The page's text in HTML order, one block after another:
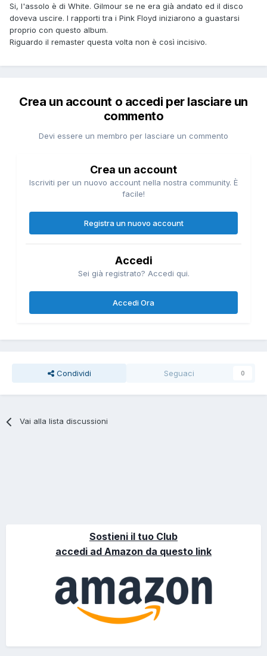
Si, l'assolo è di White. Gilmour se ne era già andato ed il disco
doveva uscire. I rapporti tra i Pink Floyd iniziarono a guastarsi
proprio con questo album.
Riguardo il remaster questa volta non è così incisivo.
Crea un account o accedi per lasciare un
commento
Devi essere un membro per lasciare un commento
Crea un account
Iscriviti per un nuovo account nella nostra community. È
facile!
Registra un nuovo account
Accedi
Sei già registrato? Accedi qui.
Accedi Ora
Condividi Seguaci 0
Vai alla lista discussioni
Sostieni il tuo Club
accedi ad Amazon da questo link